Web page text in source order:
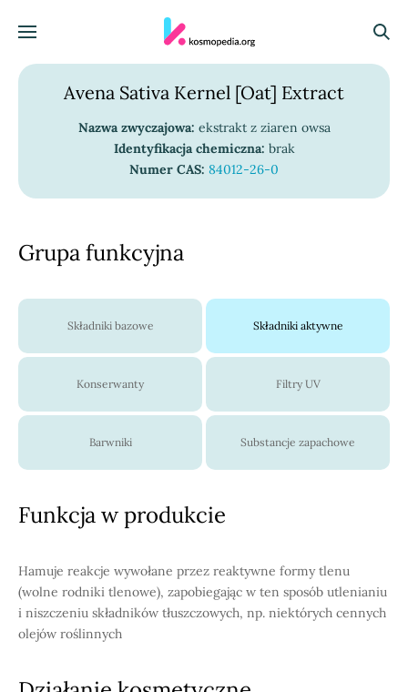
Menu
Avena Sativa Kernel [Oat] Extract
Nazwa zwyczajowa: ekstrakt z ziaren owsa
Identyfikacja chemiczna: brak
Numer CAS: 84012-26-0
Grupa funkcyjna
Składniki bazowe Składniki aktywne
Konserwanty Filtry UV
Barwniki Substancje zapachowe
Funkcja w produkcie
Hamuje reakcje wywołane przez reaktywne formy tlenu
(wolne rodniki tlenowe), zapobiegając w ten sposób utlenianiu
i niszczeniu składników tłuszczowych, np. niektórych cennych
olejów roślinnych